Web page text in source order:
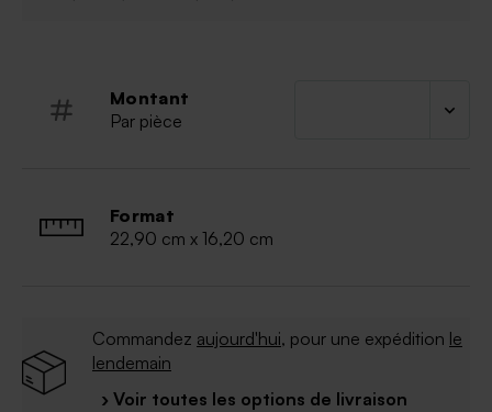
Montant
Par pièce
Format
22,90 cm x 16,20 cm
Commandez aujourd'hui, pour une expédition le
lendemain
› Voir toutes les options de livraison